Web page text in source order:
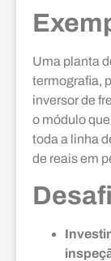
Uma planta
termografia,
inversor de
o módulo
toda a linha
de reais em